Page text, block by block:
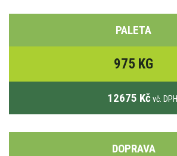
PALETA
975 KG
12675 Kč vč. DPH
DOPRAVA